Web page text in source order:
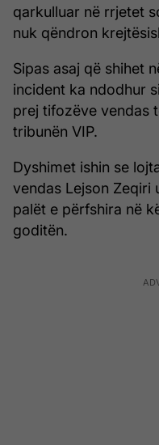
qarkulluar në rrjetet
nuk qëndron
Sipas asaj që shihet
incident ka ndodhur
prej tifozëve vendas
tribunën VIP.
Dyshimet ishin se
vendas Lejson Zeqiri
palët e përfshira në
goditën.